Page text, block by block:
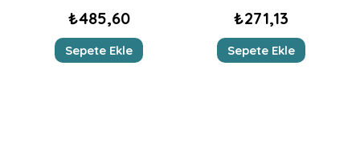
₺485,60
Sepete Ekle
₺271,13
Sepete Ekle